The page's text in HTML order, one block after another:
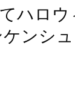
ハロ
ンシ